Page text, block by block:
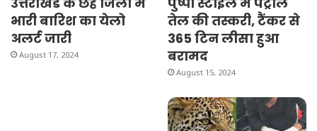
भारी बारिश का येलो
अलर्ट जारी
August 17, 2024
तेल की तस्करी, टैंकर से
365 टिन लीसा हुआ
बरामद
August 15, 2024